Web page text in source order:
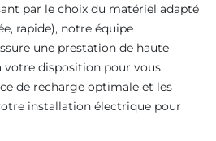
par le choix du matériel adapté
rapide), notre équipe
une prestation de haute
votre disposition pour vous
de recharge optimale et les
installation électrique pour